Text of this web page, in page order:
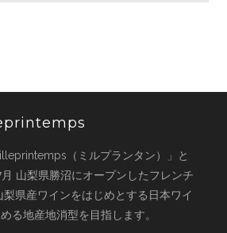
（ミルプランタン）」と
山梨県勝沼にオープンしたフレンチ
梨県産ワインをはじめとする日本ワイ
る地産地消型を目指します。